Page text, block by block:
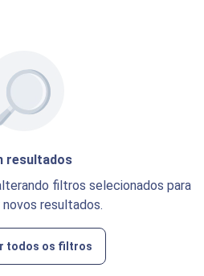
resultados
filtros selecionados para
resultados.
todos os filtros